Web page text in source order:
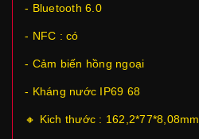
- Bluetooth 6.0
- NFC : có
- Cảm biến hồng ngoại
- Kháng nước IP69 68
🔸 Kich thước : 162,2*77*8,08mm